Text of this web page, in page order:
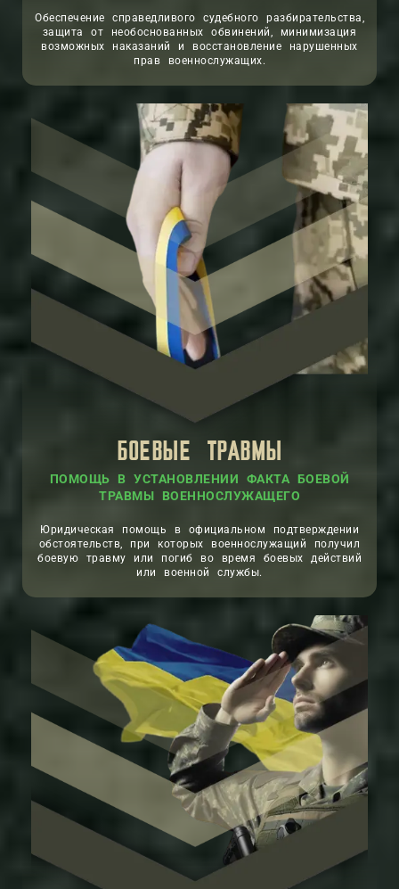
Обеспечение справедливого судебного разбирательства,
защита от необоснованных обвинений, минимизация
возможных наказаний и восстановление нарушенных
прав военнослужащих.
БОЕВЫЕ ТРАВМЫ
ПОМОЩЬ В УСТАНОВЛЕНИИ ФАКТА БОЕВОЙ
ТРАВМЫ ВОЕННОСЛУЖАЩЕГО
Юридическая помощь в официальном подтверждении
обстоятельств, при которых военнослужащий получил
боевую травму или погиб во время боевых действий
или военной службы.